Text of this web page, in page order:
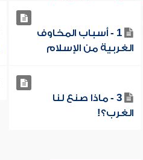
1 - أسباب المخاوف
الغربية من الإسلام
3 - ماذا صنع لنا
الغرب؟!